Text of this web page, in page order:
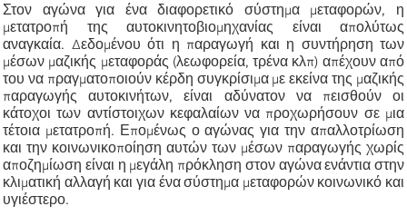
Στον αγώνα για ένα διαφορετικό σύστημα μεταφορών, η
μετατροπή της αυτοκινητοβιομηχανίας είναι απολύτως
αναγκαία. Δεδομένου ότι η παραγωγή και η συντήρηση των
μέσων μαζικής μεταφοράς (λεωφορεία, τρένα κλπ) απέχουν από
του να πραγματοποιούν κέρδη συγκρίσιμα με εκείνα της μαζικής
παραγωγής αυτοκινήτων, είναι αδύνατον να πεισθούν οι
κάτοχοι των αντίστοιχων κεφαλαίων να προχωρήσουν σε μια
τέτοια μετατροπή. Επομένως ο αγώνας για την απαλλοτρίωση
και την κοινωνικοποίηση αυτών των μέσων παραγωγής χωρίς
αποζημίωση είναι η μεγάλη πρόκληση στον αγώνα ενάντια στην
κλιματική αλλαγή και για ένα σύστημα μεταφορών κοινωνικό και
υγιέστερο.